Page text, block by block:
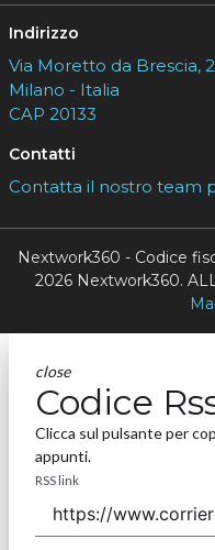
Indirizzo
Via Moretto da Brescia,
Milano - Italia
CAP 20133
Contatti
Contatta il nostro team
Nextwork360 - Codice
2026 Nextwork360.
close
Codice
Clicca sul pulsante per
appunti.
RSS link